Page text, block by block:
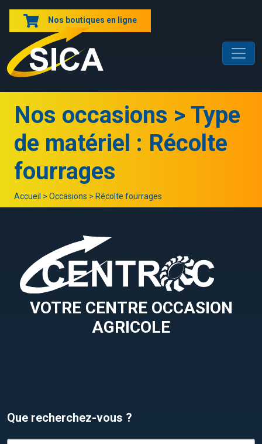
Nos boutiques en ligne
Nos occasions > Type
de matériel : Récolte
fourrages
Accueil > Occasions > Récolte fourrages
VOTRE CENTRE OCCASION
AGRICOLE
Que recherchez-vous ?